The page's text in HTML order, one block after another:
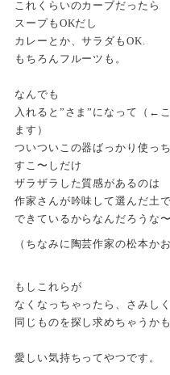
これくらいのカーブだったら
スープもOKだし
カレーとか、サラダもOK.
もちろんフルーツも。
なんでも
入れると”さま”になって（←
ます）
ついついこの器ばっかり使っち
すこ〜しだけ
ザラザラした質感があるのは
作家さんが吟味して選んだ土で
できているからなんだろうな〜
（ちなみに陶芸作家の松本か
もしこれらが
なくなっちゃったら、さみし
同じものを探し求めちゃうかも
愛しい気持ちってやつです。